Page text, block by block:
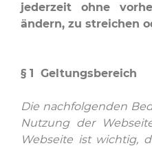
jederzeit ohne
ändern, zu streichen
§ 1 Geltungsbereich
Die nachfolgenden
Nutzung der
Webseite ist wichtig,